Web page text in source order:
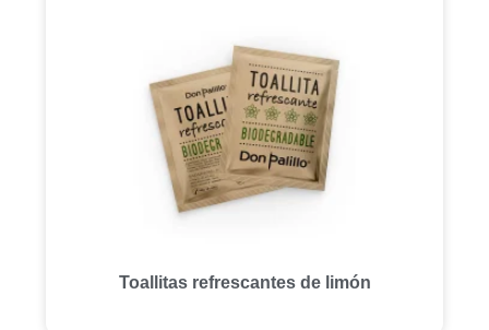
Toallitas refrescantes de limón